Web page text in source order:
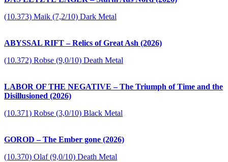
(10.373) Maik (7,2/10) Dark Metal
ABYSSAL RIFT – Relics of Great Ash (2026)
(10.372) Robse (9,0/10) Death Metal
LABOR OF THE NEGATIVE – The Triumph of Time and the
Disillusioned (2026)
(10.371) Robse (3,0/10) Black Metal
GOROD – The Ember gone (2026)
(10.370) Olaf (9,0/10) Death Metal